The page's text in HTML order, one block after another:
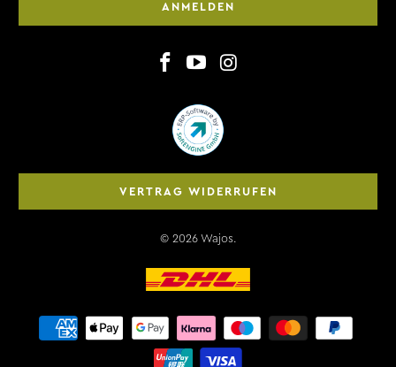
ANMELDEN
VERTRAG WIDERRUFEN
© 2026 Wajos.